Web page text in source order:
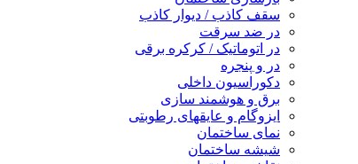
سقف کاذب / دیوار کاذب
در ضد سرقت
در اتوماتیک / کرکره برقی
در و پنجره
دکوراسیون داخلی
برق و هوشمند سازی
ایزوگام و عایقهای رطوبتی
نمای ساختمان
شیشه ساختمان